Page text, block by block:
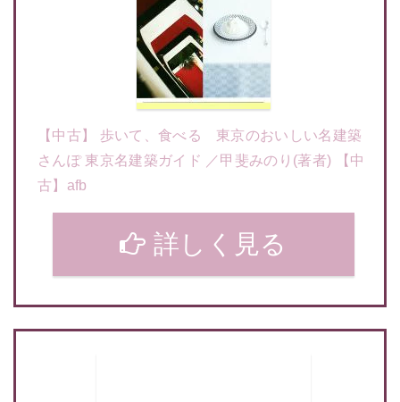
【中古】 歩いて、食べる 東京のおいしい名建築
さんぽ 東京名建築ガイド ／甲斐みのり(著者) 【中
古】afb
詳しく見る